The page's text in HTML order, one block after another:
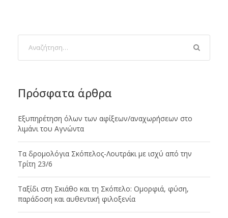
Πρόσφατα άρθρα
Εξυπηρέτηση όλων των αφίξεων/αναχωρήσεων στο
λιμάνι του Αγνώντα
Tα δρομολόγια Σκόπελος-Λουτράκι με ισχύ από την
Τρίτη 23/6
Ταξίδι στη Σκιάθο και τη Σκόπελο: Ομορφιά, φύση,
παράδοση και αυθεντική φιλοξενία